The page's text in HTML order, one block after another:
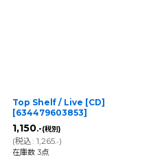
Top Shelf / Live [CD]
[634479603853]
1,150.-(税別)
(税込: 1,265.-)
在庫数 3点